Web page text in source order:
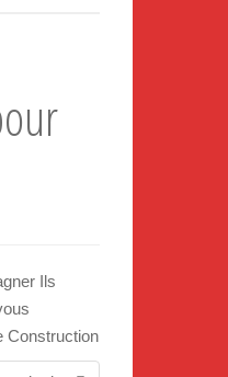
Ils